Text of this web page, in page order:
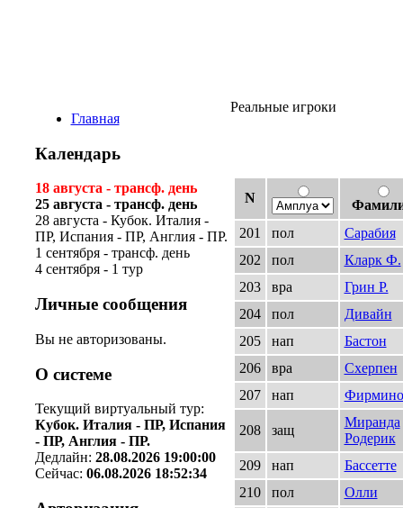
Главная
Календарь
18 августа - трансф. день
25 августа - трансф. день
28 августа - Кубок. Италия -
ПР, Испания - ПР, Англия - ПР.
1 сентября - трансф. день
4 сентября - 1 тур
Личные сообщения
Вы не авторизованы.
О системе
Текущий виртуальный тур:
Кубок. Италия - ПР, Испания
- ПР, Англия - ПР.
Дедлайн: 28.08.2026 19:00:00
Сейчас: 06.08.2026 18:52:34
Реальные игроки
N
201
пол
Сарабия
202
пол
Кларк Ф.
203
вра
Грин Р.
204
пол
Дивайн
205
нап
Бастон
206
вра
Схерпен
207
нап Фирмино
208 защ
Миранда
Родерик
209
нап
Бассетте
210
пол
Олли